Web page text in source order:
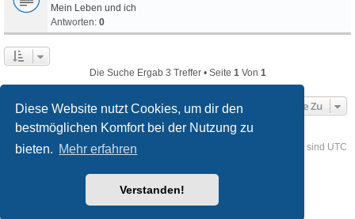
Diese Website nutzt Cookies, um dir den
bestmöglichen Komfort bei der Nutzung zu
bieten. Mehr erfahren
Verstanden!
Mein Leben und ich
Antworten: 0
Die Suche Ergab 3 Treffer • Seite 1 Von 1
Gehe Zu
Foren-Übersicht Kontakt Alle Zeiten sind UTC
® Forum Software © phpBB Limited
phpBB.de
created by INVENTEA & v12mike